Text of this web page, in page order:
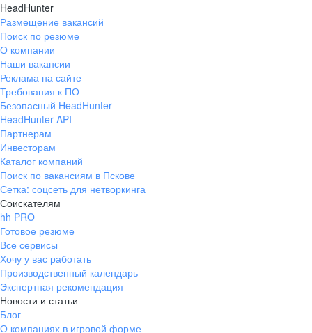
HeadHunter
Размещение вакансий
Поиск по резюме
О компании
Наши вакансии
Реклама на сайте
Требования к ПО
Безопасный HeadHunter
HeadHunter API
Партнерам
Инвесторам
Каталог компаний
Поиск по вакансиям в Пскове
Сетка: соцсеть для нетворкинга
Соискателям
hh PRO
Готовое резюме
Все сервисы
Хочу у вас работать
Производственный календарь
Экспертная рекомендация
Новости и статьи
Блог
О компаниях в игровой форме